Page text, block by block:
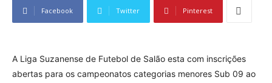
Facebook Twitter Pinterest
A Liga Suzanense de Futebol de Salão esta com inscrições
abertas para os campeonatos categorias menores Sub 09 ao